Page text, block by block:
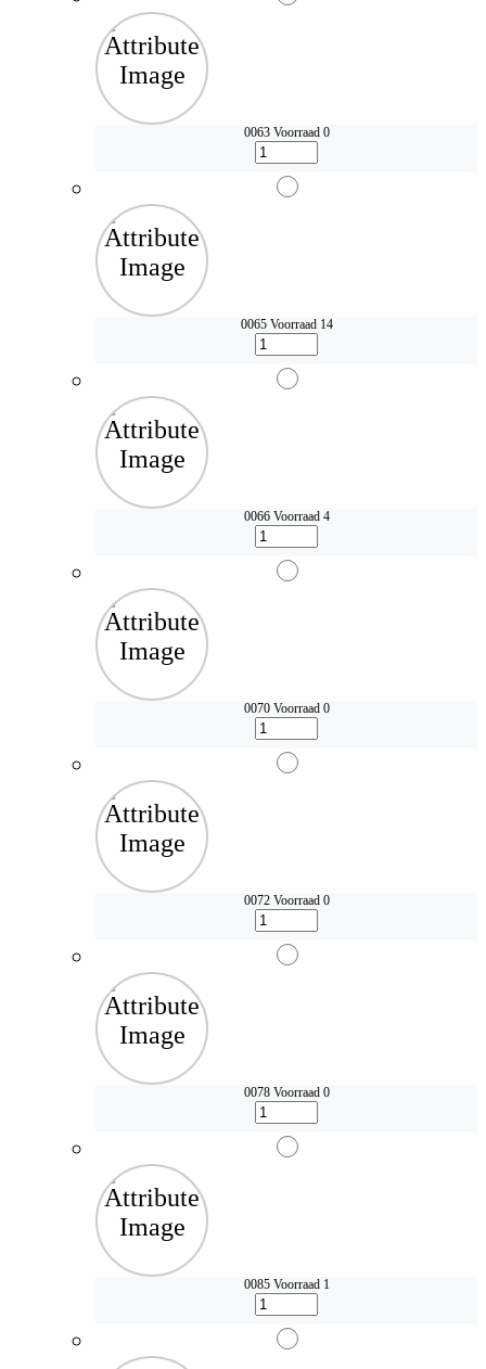
0063 Voorraad 0
0065 Voorraad 14
0066 Voorraad 4
0070 Voorraad 0
0072 Voorraad 0
0078 Voorraad 0
0085 Voorraad 1